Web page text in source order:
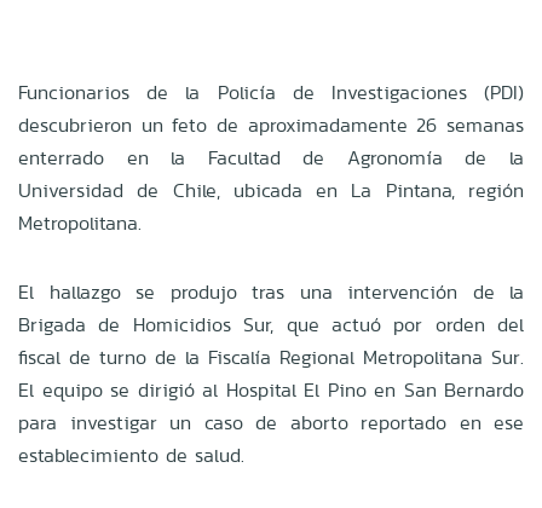
Funcionarios de la Policía de Investigaciones (PDI)
descubrieron un feto de aproximadamente 26 semanas
enterrado en la Facultad de Agronomía de la
Universidad de Chile, ubicada en La Pintana, región
Metropolitana.
El hallazgo se produjo tras una intervención de la
Brigada de Homicidios Sur, que actuó por orden del
fiscal de turno de la Fiscalía Regional Metropolitana Sur.
El equipo se dirigió al Hospital El Pino en San Bernardo
para investigar un caso de aborto reportado en ese
establecimiento de salud.